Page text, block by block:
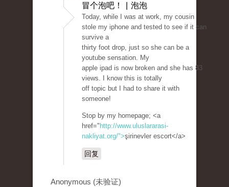
冒个泡吧！ | 泡泡
Today, while I was at work, my cousin
stole my iphone and tested to see if it can
survive a
thirty foot drop, just so she can be a
youtube sensation. My
apple ipad is now broken and she has 83
views. I know this is totally
off topic but I had to share it with
someone!
Stop by my homepage; <a
href=" http://www.uluslararasi-
nakliyat.org/">şirinevler escort</a>
回复
Anonymous (未验证)